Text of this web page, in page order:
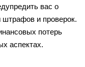
вас о
и проверок.
потерь
аспектах.